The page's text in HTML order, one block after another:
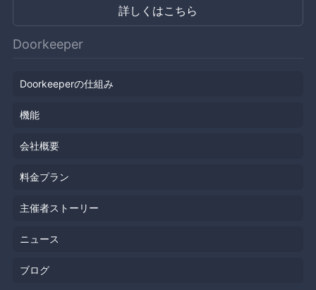
詳しくはこちら
Doorkeeper
Doorkeeperの仕組み
機能
会社概要
料金プラン
主催者ストーリー
ニュース
ブログ